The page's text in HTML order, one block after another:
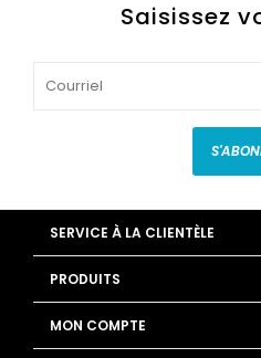
Saisissez
SERVICE À LA CLIENTÈLE
PRODUITS
MON COMPTE